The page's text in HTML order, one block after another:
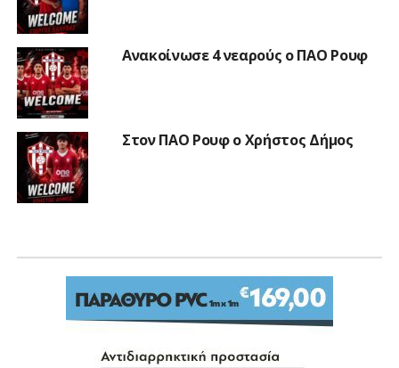
Ανακοίνωσε 4 νεαρούς ο ΠΑΟ Ρουφ
Στον ΠΑΟ Ρουφ ο Χρήστος Δήμος